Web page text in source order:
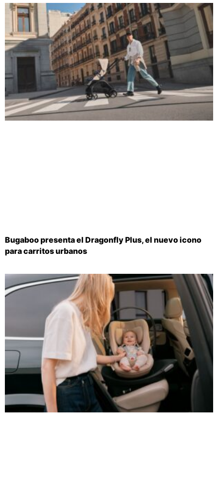
Bugaboo presenta el Dragonfly Plus, el nuevo icono
para carritos urbanos